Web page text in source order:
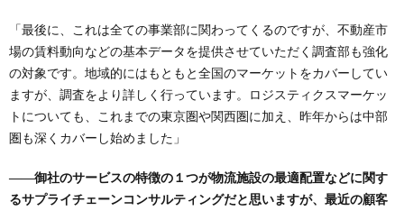
「最後に、これは全ての事業部に関わってくるのですが、不動産市
場の賃料動向などの基本データを提供させていただく調査部も強化
の対象です。地域的にはもともと全国のマーケットをカバーしてい
ますが、調査をより詳しく行っています。ロジスティクスマーケッ
トについても、これまでの東京圏や関西圏に加え、昨年からは中部
圏も深くカバーし始めました」
――御社のサービスの特徴の１つが物流施設の最適配置などに関す
るサプライチェーンコンサルティングだと思いますが、最近の顧客